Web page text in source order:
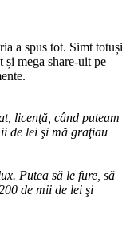
a spus tot. Simt totuși
și mega share-uit pe
licenţă, când puteam
de lei şi mă graţiau
Putea să le fure, să
de mii de lei şi